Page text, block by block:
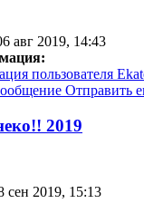
авг 2019, 14:43
пользователя
Отправить
2019
сен 2019, 15:13